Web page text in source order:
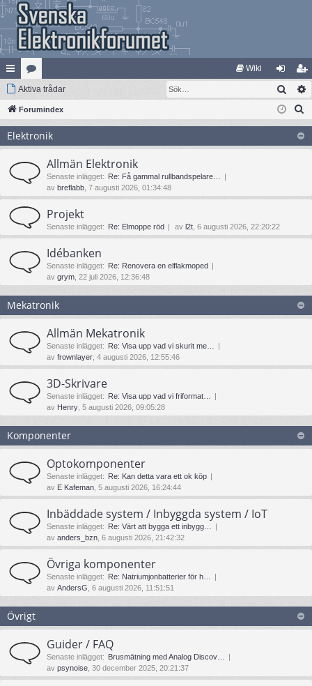
na
bb
lä
nk
ar
at
eg
ori
er
Wiki
og
ga
li
m
ed
le
Aktiva trådar Sök
Forumindex
Elektronik
Allmän Elektronik
Senaste inlägget: Re: Få gammal rullbandspelare…
av breflabb , 7 augusti 2026, 01:34:48
Projekt
Senaste inlägget: Re: Elmoppe röd av l2t , 6 augusti 2026, 22:20:22
Idébanken
Senaste inlägget: Re: Renovera en elflakmoped
av grym , 22 juli 2026, 12:36:48
Mekatronik
Allmän Mekatronik
Senaste inlägget: Re: Visa upp vad vi skurit me…
av frownlayer , 4 augusti 2026, 12:55:46
3D-Skrivare
Senaste inlägget: Re: Visa upp vad vi friformat…
av Henry , 5 augusti 2026, 09:05:28
Komponenter
Optokomponenter
Senaste inlägget: Re: Kan detta vara ett ok köp
av E Kafeman , 5 augusti 2026, 16:24:44
Inbäddade system / Inbyggda system / IoT
Senaste inlägget: Re: Värt att bygga ett inbygg…
av anders_bzn , 6 augusti 2026, 21:42:32
Övriga komponenter
Senaste inlägget: Re: Natriumjonbatterier för h…
av AndersG , 6 augusti 2026, 11:51:51
Övrigt
Guider / FAQ
Senaste inlägget: Brusmätning med Analog Discov…
av psynoise , 30 december 2025, 20:21:37